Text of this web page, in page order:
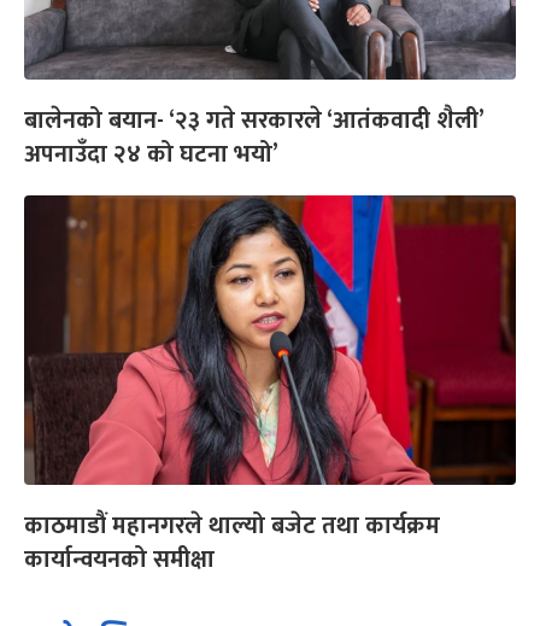
बालेनको बयान- ‘२३ गते सरकारले ‘आतंकवादी शैली’
अपनाउँदा २४ को घटना भयो’
काठमाडौं महानगरले थाल्यो बजेट तथा कार्यक्रम
कार्यान्वयनको समीक्षा